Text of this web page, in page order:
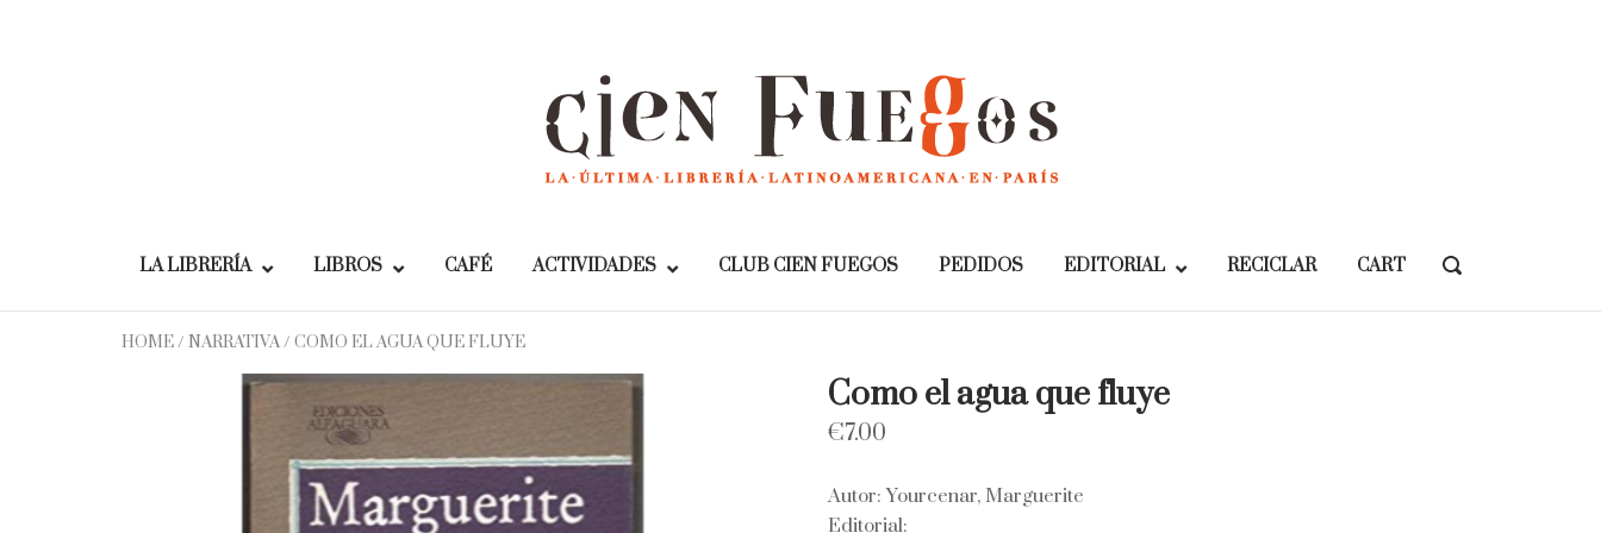
LA LIBRERÍA LIBROS CAFÉ ACTIVIDADES CLUB CIEN FUEGOS PEDIDOS EDITORIAL RECICLAR CART
OPEN
BAR
HOME/ NARRATIVA/ COMO EL AGUA QUE FLUYE
Como el agua que fluye
€7.00
Autor: Yourcenar, Marguerite
Editorial: